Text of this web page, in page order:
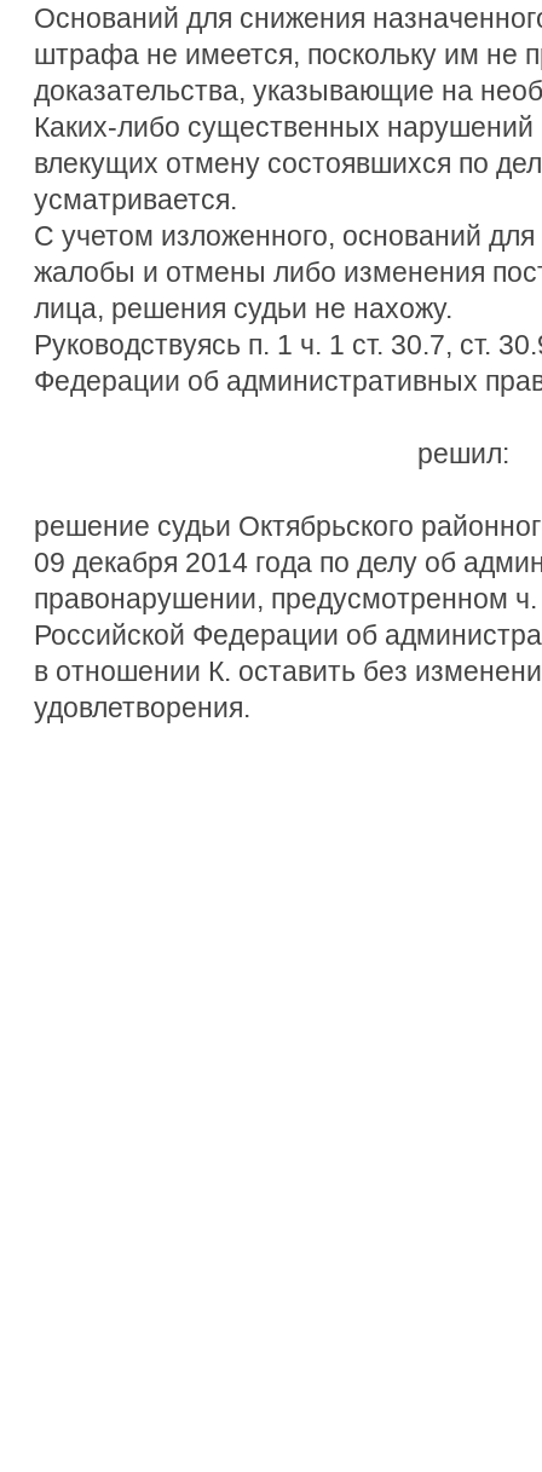
Оснований для снижения
штрафа не имеется, поскольку им не
доказательства, указывающие на
Каких-либо существенных
влекущих отмену состоявшихся по
усматривается.
С учетом изложенного, оснований
жалобы и отмены либо изменения
лица, решения судьи не нахожу.
Руководствуясь п. 1 ч. 1 ст. 30.7, ст.
Федерации об административных
решил:
решение судьи Октябрьского
09 декабря 2014 года по делу об
правонарушении, предусмотренном ч.
Российской Федерации об
в отношении К. оставить без
удовлетворения.